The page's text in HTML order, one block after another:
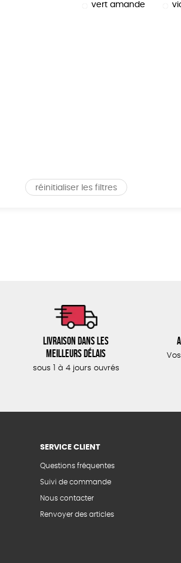
vert amande
réinitialiser les filtres
Livraison dans les
meilleurs délais
sous 1 à 4 jours ouvrés
SERVICE CLIENT
Questions fréquentes
Suivi de commande
Nous contacter
Renvoyer des articles